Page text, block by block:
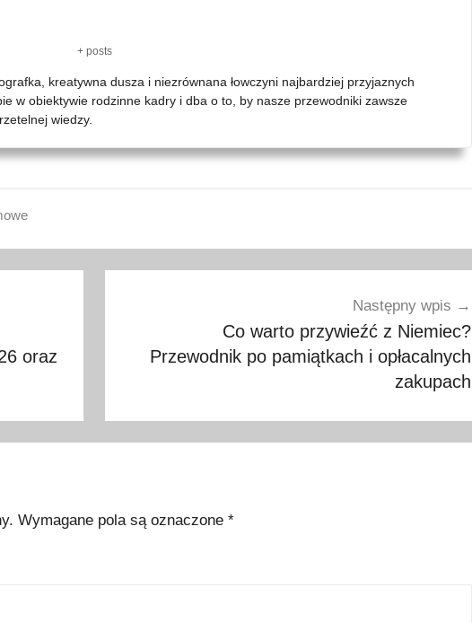
+ posts
kreatywna dusza i niezrównana łowczyni najbardziej przyjaznych
w obiektywie rodzinne kadry i dba o to, by nasze przewodniki zawsze
wiedzy.
oraz
Następny wpis
Co warto przywieźć z Niemiec?
Przewodnik po pamiątkach i opłacalnych
zakupach
Wymagane pola są oznaczone *